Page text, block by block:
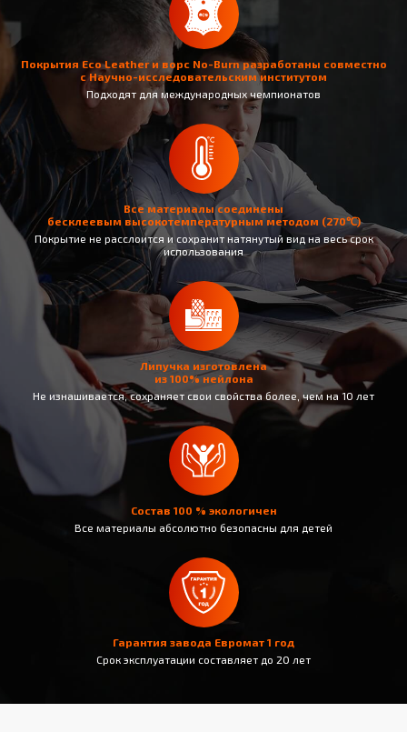
Покрытия Eco Leather и ворс No-Burn разработаны совместно
с Научно-исследовательским институтом
Подходят для международных чемпионатов
Все материалы соединены
бесклеевым высокотемпературным методом (270℃)
Покрытие не раcслоится и сохранит натянутый вид на весь срок
использования
Липучка изготовлена
из 100% нейлона
Не изнашивается, сохраняет свои свойства более, чем на 10 лет
Состав 100 % экологичен
Все материалы абсолютно безопасны для детей
Гарантия завода Евромат 1 год
Срок эксплуатации составляет до 20 лет